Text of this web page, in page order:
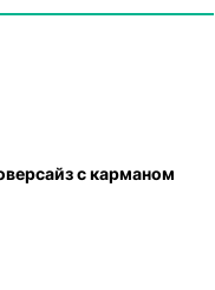
с карманом